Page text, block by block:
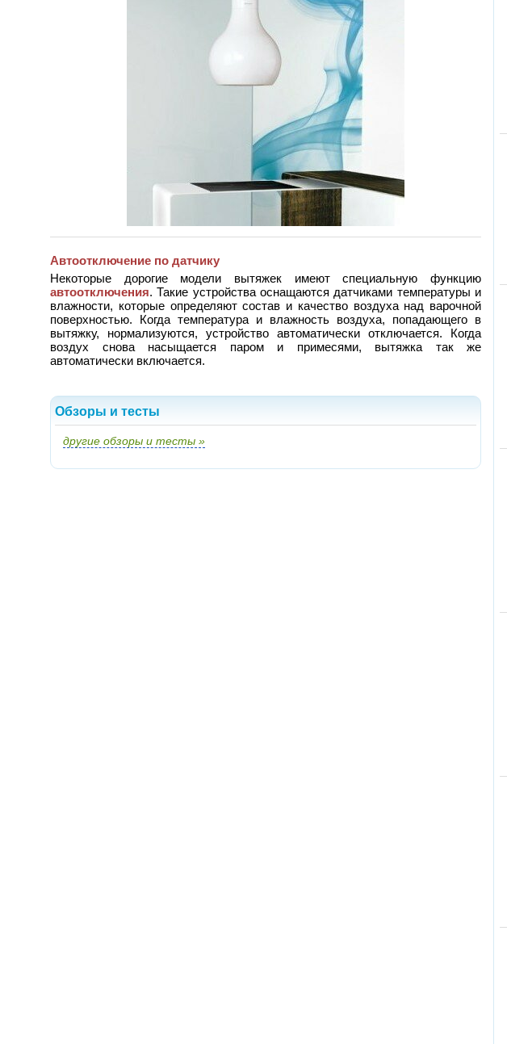
Автоотключение по датчику
Некоторые дорогие модели вытяжек имеют специальную функцию
автоотключения. Такие устройства оснащаются датчиками температуры и
влажности, которые определяют состав и качество воздуха над варочной
поверхностью. Когда температура и влажность воздуха, попадающего в
вытяжку, нормализуются, устройство автоматически отключается. Когда
воздух снова насыщается паром и примесями, вытяжка так же
автоматически включается.
Обзоры и тесты
другие обзоры и тесты »